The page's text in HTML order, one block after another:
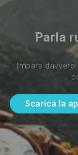
Parla
Impara
Scarica la